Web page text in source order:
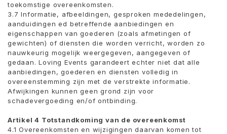
toekomstige overeenkomsten.
3.7 Informatie, afbeeldingen, gesproken mededelingen,
aanduidingen ed betreffende aanbiedingen en
eigenschappen van goederen (zoals afmetingen of
gewichten) of diensten die worden verricht, worden zo
nauwkeurig mogelijk weergegeven, aangegeven of
gedaan. Loving Events garandeert echter niet dat alle
aanbiedingen, goederen en diensten volledig in
overeenstemming zijn met de verstrekte informatie.
Afwijkingen kunnen geen grond zijn voor
schadevergoeding en/of ontbinding.
Artikel 4 Totstandkoming van de overeenkomst
4.1 Overeenkomsten en wijzigingen daarvan komen tot